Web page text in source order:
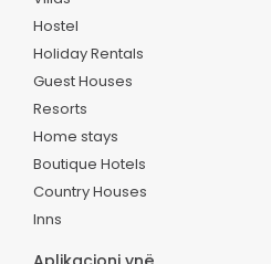
Hostel
Holiday Rentals
Guest Houses
Resorts
Home stays
Boutique Hotels
Country Houses
Inns